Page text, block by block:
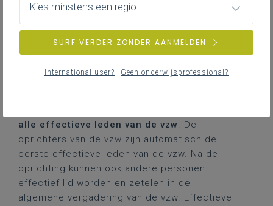
de eerste plaatsoefent het controle
uitop hetbestuursorgaan.
alle effectieve leden van de vzw. De
oprichters van de vzw zijn automatisch de
eerste effectieve leden van de vzw. Na de
oprichting kunnen ook andere personen
effectief lid worden en zetelen in de
algemene vergadering van de vzw. Effectieve
Kies minstens een regio
SURF VERDER ZONDER AANMELDEN
International user? Geen onderwijsprofessional?